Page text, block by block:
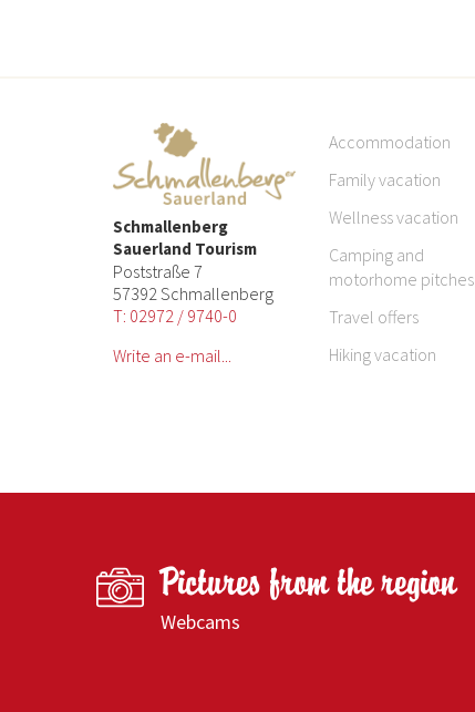
Schmallenberg
Sauerland Tourism
Poststraße 7
57392 Schmallenberg
T: 02972 / 9740-0
Write an e-mail...
Accommodation
Family vacation
Wellness vacation
Camping and
motorhome pitches
Travel offers
Hiking vacation
Pictures from the region
Webcams